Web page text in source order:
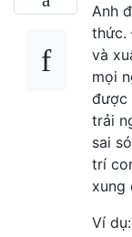
Anh
thức.
và
mọi
được
trải
sai
trí
xung
Ví